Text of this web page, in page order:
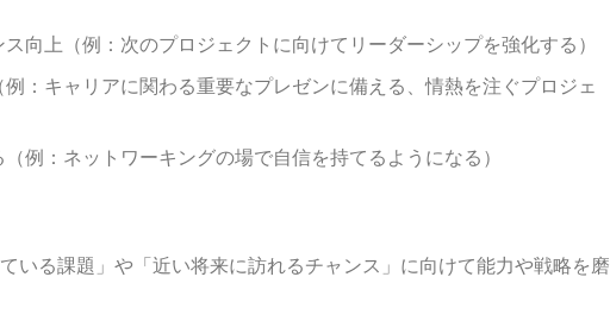
向上（例：次のプロジェクトに向けてリーダーシップを強化する）
：キャリアに関わる重要なプレゼンに備える、情熱を注ぐプロジェ
例：ネットワーキングの場で自信を持てるようになる）
いる課題」や「近い将来に訪れるチャンス」に向けて能力や戦略を磨